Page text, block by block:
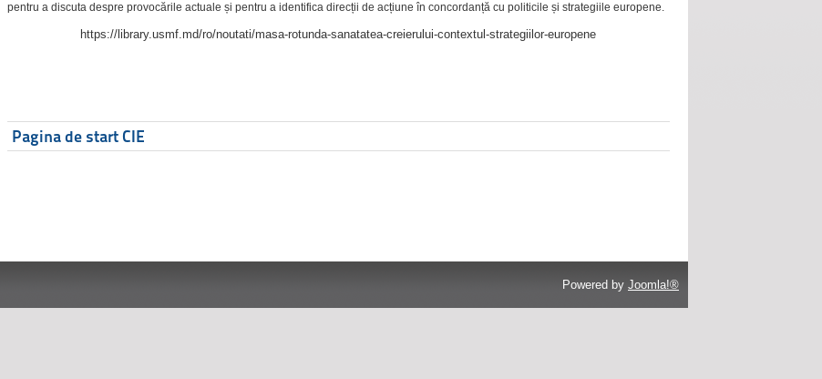
pentru a discuta despre provocările actuale și pentru a identifica direcții de acțiune în concordanță cu politicile și strategiile europene.
https://library.usmf.md/ro/noutati/masa-rotunda-sanatatea-creierului-contextul-strategiilor-europene
Pagina de start CIE
Powered by Joomla!®